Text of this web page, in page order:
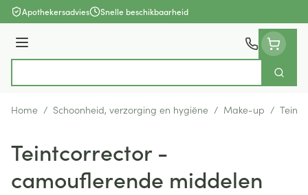
Ga naar de inhoud
Apothekersadvies Snelle beschikbaarheid
Menu
Zoek
Home / Schoonheid, verzorging en hygiëne / Make-up /
Teintcorrector -
camouflerende middelen